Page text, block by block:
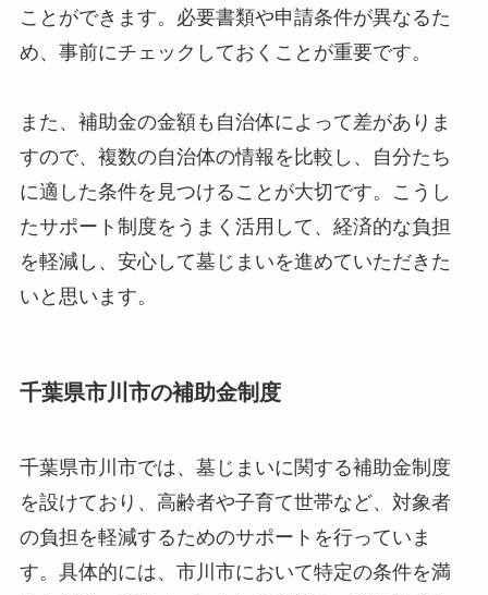
ことができます。必要書類や申請条件が異なるた
め、事前にチェックしておくことが重要です。
また、補助金の金額も自治体によって差がありま
すので、複数の自治体の情報を比較し、自分たち
に適した条件を見つけることが大切です。こうし
たサポート制度をうまく活用して、経済的な負担
を軽減し、安心して墓じまいを進めていただきた
いと思います。
千葉県市川市の補助金制度
千葉県市川市では、墓じまいに関する補助金制度
を設けており、高齢者や子育て世帯など、対象者
の負担を軽減するためのサポートを行っていま
す。具体的には、市川市において特定の条件を満